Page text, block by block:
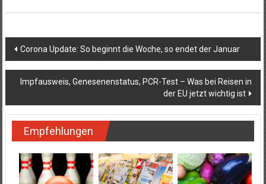
Beitragsnavigation
Corona Update: So beginnt die Woche, so endet der Januar
Impfausweis, Genesenenstatus, PCR-Test – Was bei Reisen in
der EU jetzt wichtig ist
Empfehlungen